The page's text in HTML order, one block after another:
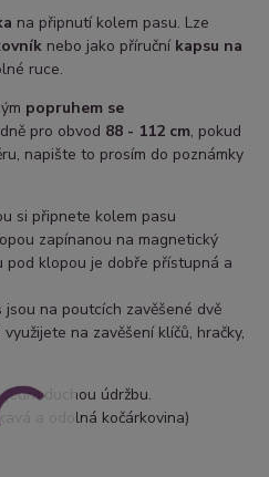
na připnutí kolem pasu. Lze
nebo jako příruční kapsu na
ruce.
popruhem se
pro obvod 88 - 112 cm, pokud
napište to prosím do poznámky
si připnete kolem pasu
zapínanou na magnetický
klopou je dobře přístupná a
na poutcích zavěšené dvě
na zavěšení klíčů, hračky,
údržbu.
a odolná kočárkovina)